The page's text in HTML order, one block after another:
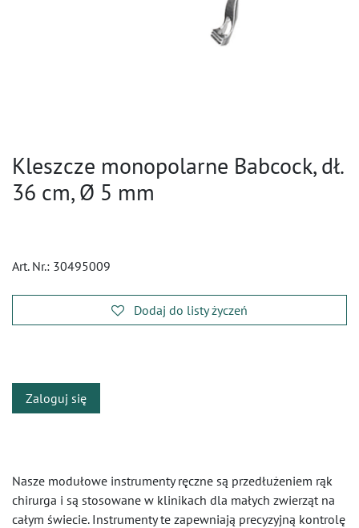
Kleszcze monopolarne Babcock, dł.
36 cm, Ø 5 mm
Art. Nr.: 30495009
Dodaj do listy życzeń
Zaloguj się
Nasze modułowe instrumenty ręczne są przedłużeniem rąk
chirurga i są stosowane w klinikach dla małych zwierząt na
całym świecie. Instrumenty te zapewniają precyzyjną kontrolę